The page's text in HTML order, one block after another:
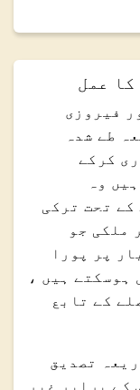
کا عمل
فیروزی
طے شدہ
کرکے
وہ
کے تحت ترکی
ملکی جو
پر پورا
ہوسکتے ہیں ،
کے تابع
تصدیق
یا اس کے برابر غیر